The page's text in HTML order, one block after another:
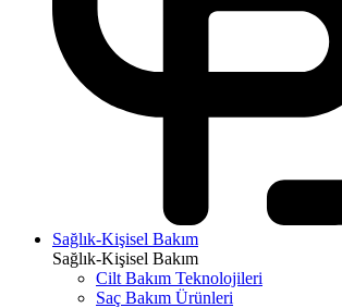
Sağlık-Kişisel Bakım
Sağlık-Kişisel Bakım
Cilt Bakım Teknolojileri
Saç Bakım Ürünleri